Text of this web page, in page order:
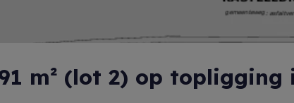
m² (lot 2) op topligging